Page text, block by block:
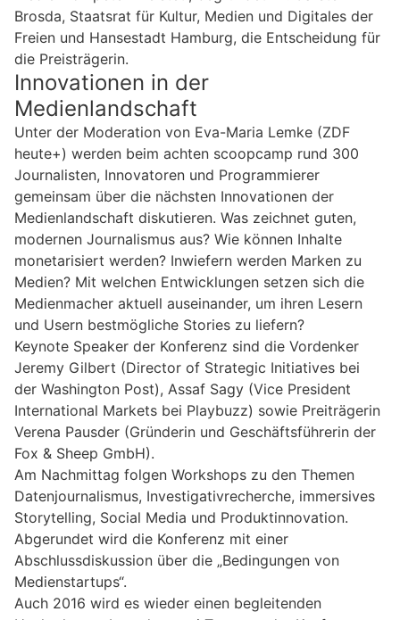
Brosda, Staatsrat für Kultur, Medien und Digitales der
Freien und Hansestadt Hamburg, die Entscheidung für
die Preisträgerin.
Innovationen in der
Medienlandschaft
Unter der Moderation von Eva-Maria Lemke (ZDF
heute+) werden beim achten scoopcamp rund 300
Journalisten, Innovatoren und Programmierer
gemeinsam über die nächsten Innovationen der
Medienlandschaft diskutieren. Was zeichnet guten,
modernen Journalismus aus? Wie können Inhalte
monetarisiert werden? Inwiefern werden Marken zu
Medien? Mit welchen Entwicklungen setzen sich die
Medienmacher aktuell auseinander, um ihren Lesern
und Usern bestmögliche Stories zu liefern?
Keynote Speaker der Konferenz sind die Vordenker
Jeremy Gilbert (Director of Strategic Initiatives bei
der Washington Post), Assaf Sagy (Vice President
International Markets bei Playbuzz) sowie Preiträgerin
Verena Pausder (Gründerin und Geschäftsführerin der
Fox & Sheep GmbH).
Am Nachmittag folgen Workshops zu den Themen
Datenjournalismus, Investigativrecherche, immersives
Storytelling, Social Media und Produktinnovation.
Abgerundet wird die Konferenz mit einer
Abschlussdiskussion über die „Bedingungen von
Medienstartups“.
Auch 2016 wird es wieder einen begleitenden